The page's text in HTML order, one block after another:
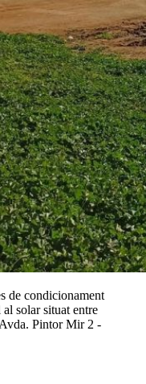
de condicionament
solar situat entre
Pintor Mir 2 -